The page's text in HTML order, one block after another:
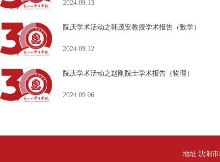
2024.09.13
院庆学术活动之韩茂安教授学术报告（数学）
2024.09.12
院庆学术活动之赵刚院士学术报告（物理）
2024.09.06
地址:沈阳